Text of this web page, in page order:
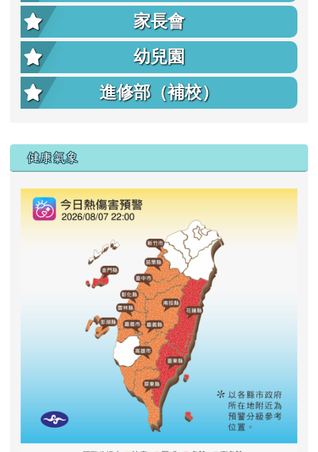
家長會
幼兒園
進修部（補校）
右邊區域內容
健康氣象